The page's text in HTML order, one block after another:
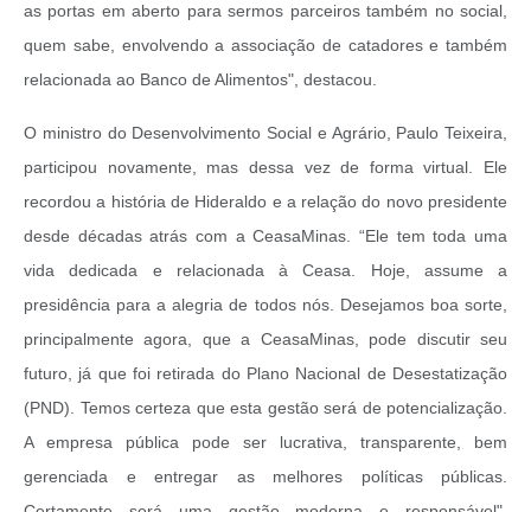
as portas em aberto para sermos parceiros também no social,
quem sabe, envolvendo a associação de catadores e também
relacionada ao Banco de Alimentos", destacou.
O ministro do Desenvolvimento Social e Agrário, Paulo Teixeira,
participou novamente, mas dessa vez de forma virtual. Ele
recordou a história de Hideraldo e a relação do novo presidente
desde décadas atrás com a CeasaMinas. “Ele tem toda uma
vida dedicada e relacionada à Ceasa. Hoje, assume a
presidência para a alegria de todos nós. Desejamos boa sorte,
principalmente agora, que a CeasaMinas, pode discutir seu
futuro, já que foi retirada do Plano Nacional de Desestatização
(PND). Temos certeza que esta gestão será de potencialização.
A empresa pública pode ser lucrativa, transparente, bem
gerenciada e entregar as melhores políticas públicas.